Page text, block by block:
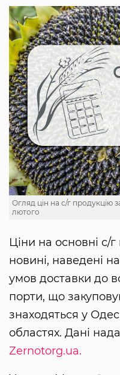
Огляд цін на с/г продукцію за
лютого
Ціни на основні с/
новині, наведені
умов доставки до
порти, що
знаходяться у
областях. Дані
Zernotorg.ua.